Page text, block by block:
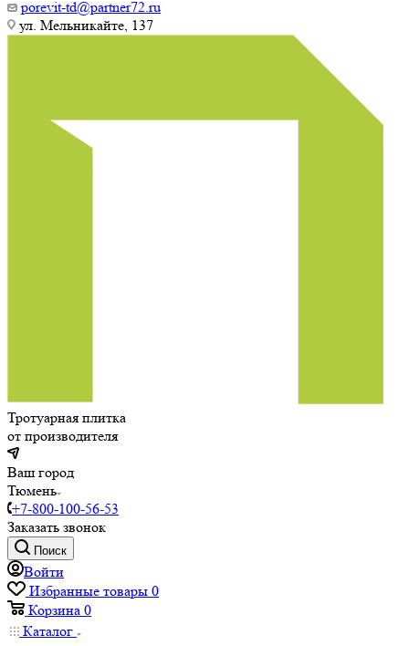
porevit-td@partner72.ru
ул. Мельникайте, 137
Тротуарная плитка
от производителя
Ваш город
Тюмень
+7-800-100-56-53
Заказать звонок
Поиск
Войти
Избранные товары 0
Корзина 0
Каталог